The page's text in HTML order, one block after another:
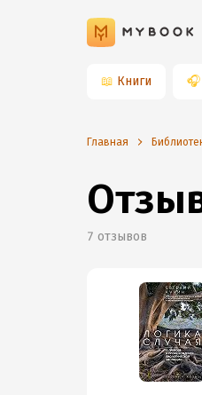
📖 Книги 🎧
Главная
7 отзывов